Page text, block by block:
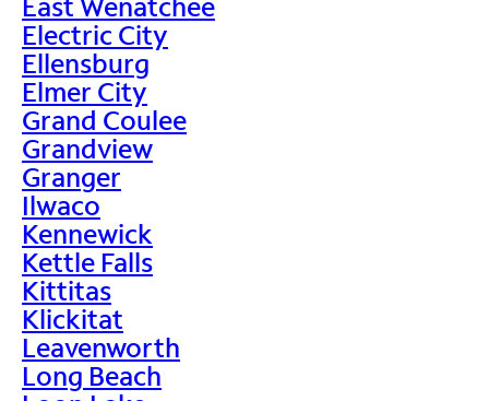
Electric City
Ellensburg
Elmer City
Grand Coulee
Grandview
Granger
Ilwaco
Kennewick
Kettle Falls
Kittitas
Klickitat
Leavenworth
Long Beach